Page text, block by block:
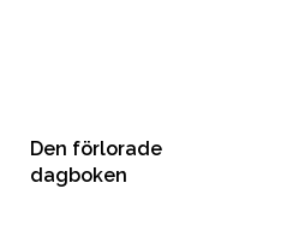
Den förlorade
dagboken